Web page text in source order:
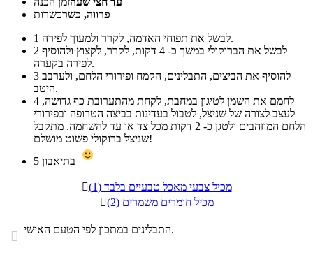
פרווה, כשרכשרות
1
לבשל את תפוחי האדמה, לקרר ולמעוך לפירה.
2
לפירה בקערה.
3
היטב.
4
לעצב לצורה של שניצל, לטבול בעדינות בביצה הטרופה ובפירורי
הלחם המוזהבים ולטגן כ- 2 דקות מכל צד או עד להשחמה. מתקבל
שניצל ברוקולי פשוט מושלם!
5

מכיל צבעי מאכל טבעיים בלבד (1)

מכיל חומרים משמרים (2)
 התבלינים במתכון לפי הטעם האישי.